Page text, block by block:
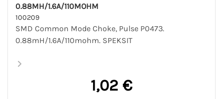
0.88MH/1.6A/110MOHM
100209
SMD Common Mode Choke, Pulse P0473.
0.88mH/1.6A/110mohm. SPEKSIT
1,02 €